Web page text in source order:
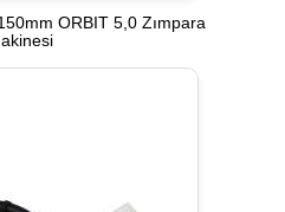
ORBIT 5,0 Zımpara